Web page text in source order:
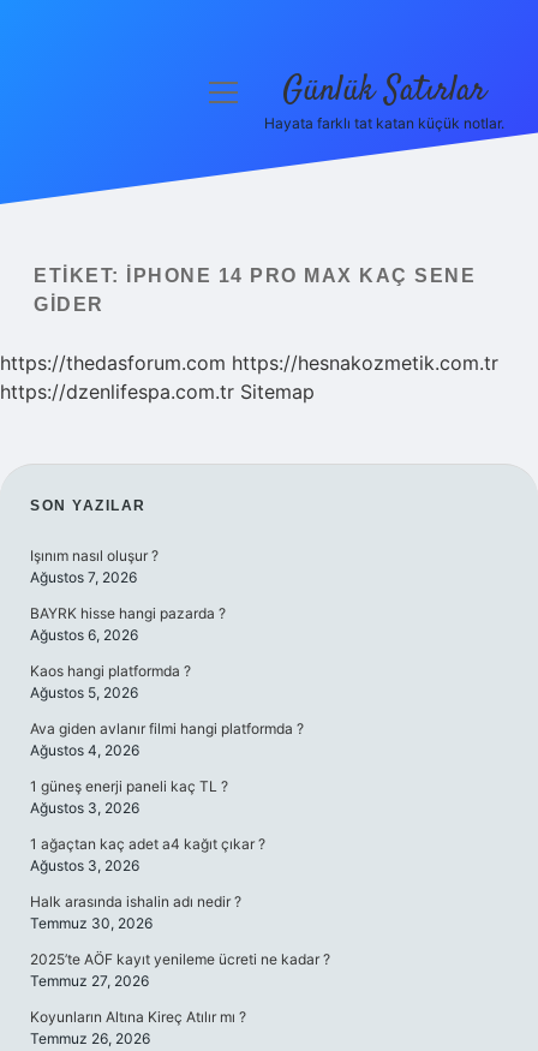
Yasal Uyarı
menüyü Günlük Satırlar
Hayata farklı tat katan küçük notlar.
ETIKET:
IPHONE 14 PRO MAX KAÇ SENE
GIDER
https://thedasforum.com https://hesnakozmetik.com.tr
https://dzenlifespa.com.tr Sitemap
SIDEBAR
SON YAZILAR
Işınım nasıl oluşur ?
Ağustos 7, 2026
BAYRK hisse hangi pazarda ?
Ağustos 6, 2026
Kaos hangi platformda ?
Ağustos 5, 2026
Ava giden avlanır filmi hangi platformda ?
Ağustos 4, 2026
1 güneş enerji paneli kaç TL ?
Ağustos 3, 2026
1 ağaçtan kaç adet a4 kağıt çıkar ?
Ağustos 3, 2026
Halk arasında ishalin adı nedir ?
Temmuz 30, 2026
2025’te AÖF kayıt yenileme ücreti ne kadar ?
Temmuz 27, 2026
Koyunların Altına Kireç Atılır mı ?
Temmuz 26, 2026